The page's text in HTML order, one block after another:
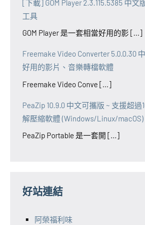
[下載] GOM Player 2.3.115.5385 中文
工具
GOM Player 是一套相當好用的影 [...]
Freemake Video Converter 5.0.0.30
好用的影片、音樂轉檔軟體
Freemake Video Conve [...]
PeaZip 10.9.0 中文可攜版 ~ 支援超
解壓縮軟體 (Windows/Linux/macOS)
PeaZip Portable 是一套開 [...]
好站連結
阿榮福利味